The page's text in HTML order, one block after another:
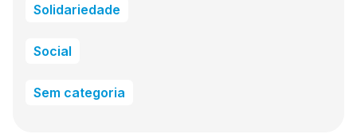
Solidariedade
Social
Sem categoria